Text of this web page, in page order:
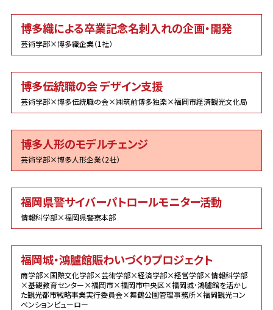
博多織による卒業記念名刺入れの企画・開発
芸術学部×博多織企業（1社）
博多伝統職の会 デザイン支援
芸術学部×博多伝統職の会×㈱筑前博多独楽×福岡市経済観光文化局
博多人形のモデルチェンジ
芸術学部×博多人形企業（2社）
福岡県警サイバーパトロールモニター活動
情報科学部×福岡県警察本部
福岡城・鴻臚館賑わいづくりプロジェクト
商学部×国際文化学部×芸術学部×経済学部×経営学部×情報科学部
×基礎教育センター×福岡市×福岡市中央区×福岡城･鴻臚館を活かし
た観光都市戦略事業実行委員会×舞鶴公園管理事務所×福岡観光コン
ベンションビューロー